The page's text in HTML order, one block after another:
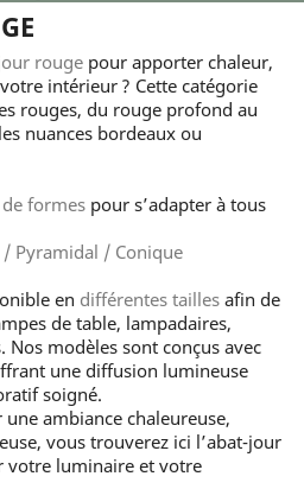
rouge pour apporter chaleur,
intérieur ? Cette catégorie
rouges, du rouge profond au
nuances bordeaux ou
formes pour s’adapter à tous
/ Pyramidal / Conique
en différentes tailles afin de
de table, lampadaires,
Nos modèles sont conçus avec
une diffusion lumineuse
soigné.
ambiance chaleureuse,
vous trouverez ici l’abat‑jour
votre luminaire et votre